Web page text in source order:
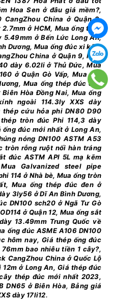
Hoa Sen ở đâu giá mềm?,
CangZhou China ở Quận 2,
ở HCM, Mua ống thép
ở Bến Lức Long An,
Dương, Mua ống đúc xi kẽm
China ở Quận 9, Mua
dày 6.02li ở Thủ Đức, Mua
ở Quận Gò Vấp, Mua Sắt
Mua ống thép đúc đen
Hòa Đồng Nai, Mua ống
ngoài 114.3ly XXS dày
thép cứu hỏa phi DN80 D90
tròn đúc Phi 114,3 dày
đúc mới nhất ở Long An,
nóng DN100 ASTM A53
tròn rỗng ruột nối hàn tráng
đúc ASTM API 5L mạ kẽm
Galvanized steel pipe
114 ở Nhà bè, Mua ống tròn
Mua ống thép đúc đen ở
3ly56 ở Dĩ An Bình Dương,
DN100 sch20 ở Ngã Tư Gò
ở Quận 12, Mua ống sắt
13.49mm Trung Quốc về
ống đúc ASME A106 DN100
hôm nay, Giá thép ống đúc
bao nhiêu tiền 1 cây?,
CangZhou China ở Quốc Lộ
12m ở Long An, Giá thép đúc
thép đúc mới nhất 2023,
DN65 ở Biên Hòa,Bảng giá
dày 17li12.